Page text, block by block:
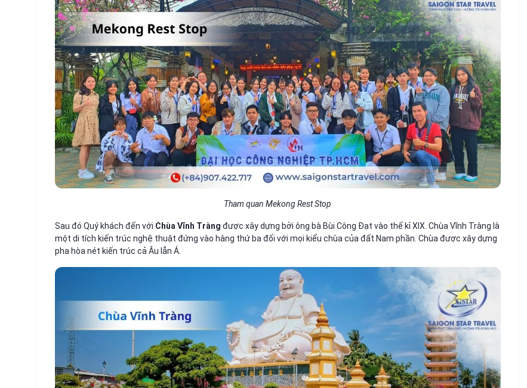
Tham quan Mekong Rest Stop
Sau đó Quý khách đến với Chùa Vĩnh Tràng được xây dựng bởi ông bà Bùi Công Đạt vào thế kỉ XIX. Chùa Vĩnh Tràng là
một di tích kiến trúc nghệ thuật đứng vào hàng thứ ba đối với mọi kiểu chùa của đất Nam phần. Chùa được xây dựng
pha hòa nét kiến trúc cả Âu lẫn Á.